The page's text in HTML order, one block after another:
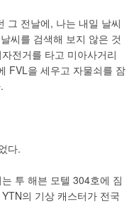
그 전날에, 나는 내일 날씨
씨를 검색해 보지 않은 것
전거를 타고 미아사거리
FVL을 세우고 자물쇠를 잠
다.
투 해븐 모텔 304호에 짐
의 기상 캐스터가 전국